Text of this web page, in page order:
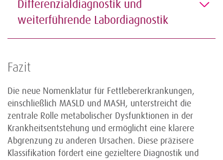
Differenzialdiagnostik und
weiterführende Labordiagnostik
Fazit
Die neue Nomenklatur für Fettlebererkrankungen,
einschließlich MASLD und MASH, unterstreicht die
zentrale Rolle metabolischer Dysfunktionen in der
Krankheitsentstehung und ermöglicht eine klarere
Abgrenzung zu anderen Ursachen. Diese präzisere
Klassifikation fördert eine gezieltere Diagnostik und